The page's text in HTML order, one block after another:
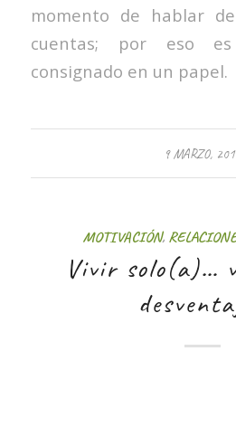
momento de hablar
cuentas; por eso
consignado en un papel.
9 MARZO,
MOTIVACIÓN,
Vivir solo(a)…